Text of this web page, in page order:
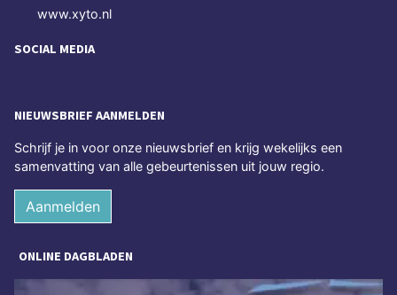
www.xyto.nl
SOCIAL MEDIA
NIEUWSBRIEF AANMELDEN
Schrijf je in voor onze nieuwsbrief en krijg wekelijks een
samenvatting van alle gebeurtenissen uit jouw regio.
Aanmelden
ONLINE DAGBLADEN